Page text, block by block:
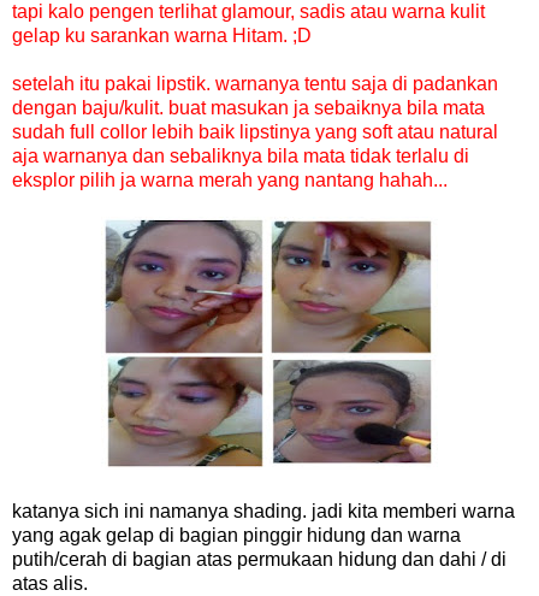
tapi kalo pengen terlihat glamour, sadis atau warna kulit
gelap ku sarankan warna Hitam. ;D
setelah itu pakai lipstik. warnanya tentu saja di padankan
dengan baju/kulit. buat masukan ja sebaiknya bila mata
sudah full collor lebih baik lipstinya yang soft atau natural
aja warnanya dan sebaliknya bila mata tidak terlalu di
eksplor pilih ja warna merah yang nantang hahah...
katanya sich ini namanya shading. jadi kita memberi warna
yang agak gelap di bagian pinggir hidung dan warna
putih/cerah di bagian atas permukaan hidung dan dahi / di
atas alis.